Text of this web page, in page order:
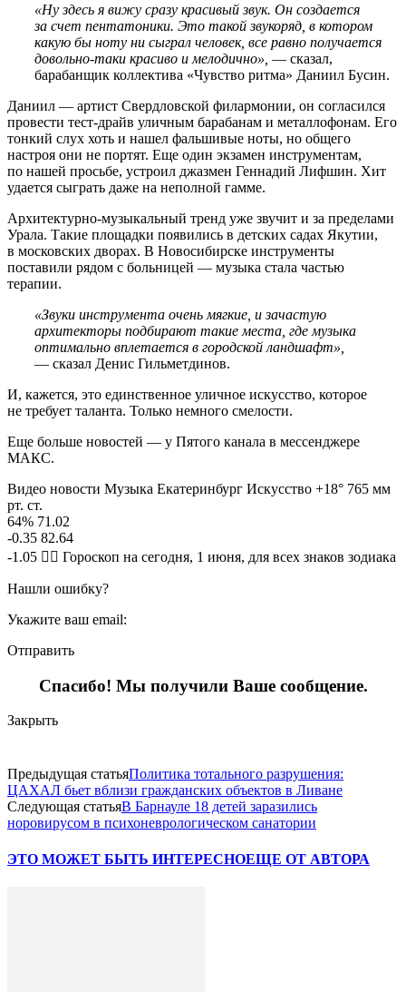
«Ну здесь я вижу сразу красивый звук. Он создается
за счет пентатоники. Это такой звукоряд, в котором
какую бы ноту ни сыграл человек, все равно получается
довольно-таки красиво и мелодично», — сказал,
барабанщик коллектива «Чувство ритма» Даниил Бусин.
Даниил — артист Свердловской филармонии, он согласился
провести тест-драйв уличным барабанам и металлофонам. Его
тонкий слух хоть и нашел фальшивые ноты, но общего
настроя они не портят. Еще один экзамен инструментам,
по нашей просьбе, устроил джазмен Геннадий Лифшин. Хит
удается сыграть даже на неполной гамме.
Архитектурно-музыкальный тренд уже звучит и за пределами
Урала. Такие площадки появились в детских садах Якутии,
в московских дворах. В Новосибирске инструменты
поставили рядом с больницей — музыка стала частью
терапии.
«Звуки инструмента очень мягкие, и зачастую
архитекторы подбирают такие места, где музыка
оптимально вплетается в городской ландшафт»,
— сказал Денис Гильметдинов.
И, кажется, это единственное уличное искусство, которое
не требует таланта. Только немного смелости.
Еще больше новостей — у Пятого канала в мессенджере
МАКС.
Видео новости Музыка Екатеринбург Искусство +18° 765 мм
рт. ст.
64% 71.02
-0.35 82.64
-1.05 🧙‍♀ Гороскоп на сегодня, 1 июня, для всех знаков зодиака
Нашли ошибку?
Укажите ваш email:
Отправить
Спасибо! Мы получили Ваше сообщение.
Закрыть
Предыдущая статьяПолитика тотального разрушения:
ЦАХАЛ бьет вблизи гражданских объектов в Ливане
Следующая статьяВ Барнауле 18 детей заразились
норовирусом в психоневрологическом санатории
ЭТО МОЖЕТ БЫТЬ ИНТЕРЕСНОЕЩЕ ОТ АВТОРА